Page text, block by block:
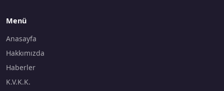
Menü
Anasayfa
Hakkımızda
Haberler
K.V.K.K.